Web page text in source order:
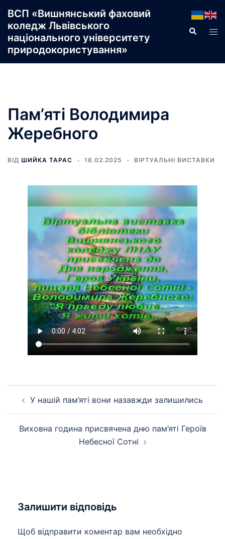
до
вмісту
ВСП «Вишнянський фаховий
коледж Львівського
національного університету
природокористування»
Пошук
Пам’яті Володимира
Жеребного
ВІД ШИЙКА ТАРАС 18.02.2025 ВІРТУАЛЬНІ ВИСТАВКИ
У нашій пам’яті вони назавжди залишились
Виховна година присвячена дню пам’яті Героїв
Небесної Сотні
Залишити відповідь
Щоб відправити коментар вам необхідно